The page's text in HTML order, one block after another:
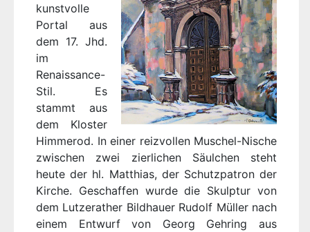
kunstvolle
Portal aus
dem 17. Jhd.
im
Renaissance-
Stil. Es
stammt aus
dem Kloster
Himmerod. In einer reizvollen Muschel-Nische
zwischen zwei zierlichen Säulchen steht
heute der hl. Matthias, der Schutzpatron der
Kirche. Geschaffen wurde die Skulptur von
dem Lutzerather Bildhauer Rudolf Müller nach
einem Entwurf von Georg Gehring aus